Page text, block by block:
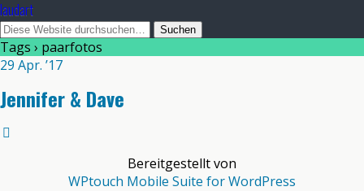
laudart
Tags › paarfotos
29 Apr. ’17
Jennifer & Dave
Bereitgestellt von
WPtouch Mobile Suite for WordPress